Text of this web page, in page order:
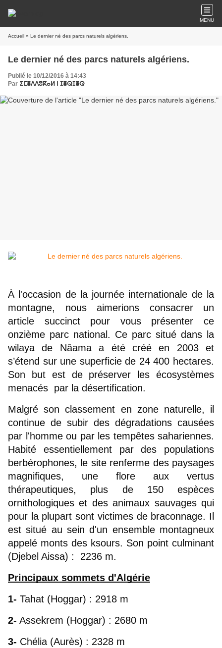
MENU
Accueil » Le dernier né des parcs naturels algériens.
Le dernier né des parcs naturels algériens.
Publié le 10/12/2016 à 14:43
Par ⵉⵎⴻⴷⴷⵓⴽⴰⵍ ⵏ ⵊⴻⵕⵊⴻⵕ
À l'occasion de la journée internationale de la
montagne, nous aimerions consacrer un
article succinct pour vous présenter ce
onzième parc national. Ce parc situé dans la
wilaya de Nâama a été créé en 2003 et
s’étend sur une superficie de 24 400 hectares.
Son but est de préserver les écosystèmes
menacés  par la désertification.
Malgré son classement en zone naturelle, il
continue de subir des dégradations causées
par l'homme ou par les tempêtes sahariennes.
Habité essentiellement par des populations
berbérophones, le site renferme des paysages
magnifiques, une flore aux vertus
thérapeutiques, plus de 150 espèces
ornithologiques et des animaux sauvages qui
pour la plupart sont victimes de braconnage. Il
est situé au sein d'un ensemble montagneux
appelé monts des ksours. Son point culminant
(Djebel Aissa) :  2236 m.
Principaux sommets d'Algérie
1- Tahat (Hoggar) : 2918 m
2- Assekrem (Hoggar) : 2680 m
3- Chélia (Aurès) : 2328 m